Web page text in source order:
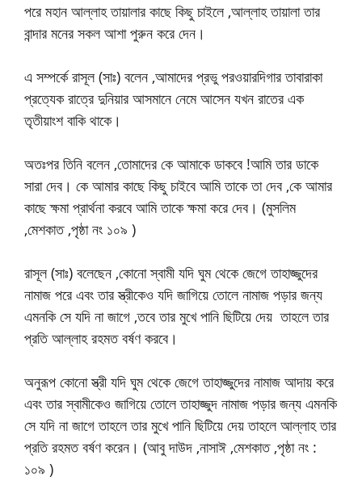
পরে মহান আল্লাহ তায়ালার কাছে কিছু চাইলে ,আল্লাহ তায়ালা তার
বান্দার মনের সকল আশা পুরুন করে দেন।
এ সম্পর্কে রাসূল (সাঃ) বলেন ,আমাদের প্রভু পরওয়ারদিগার তাবারাকা
প্রত্যেক রাত্রে দুনিয়ার আসমানে নেমে আসেন যখন রাতের এক
তৃতীয়াংশ বাকি থাকে।
অতঃপর তিনি বলেন ,তোমাদের কে আমাকে ডাকবে !আমি তার ডাকে
সারা দেব। কে আমার কাছে কিছু চাইবে আমি তাকে তা দেব ,কে আমার
কাছে ক্ষমা প্রার্থনা করবে আমি তাকে ক্ষমা করে দেব। (মুসলিম
,মেশকাত ,পৃষ্ঠা নং ১০৯ )
রাসূল (সাঃ) বলেছেন ,কোনো স্বামী যদি ঘুম থেকে জেগে তাহাজ্জুদের
নামাজ পরে এবং তার স্ত্রীকেও যদি জাগিয়ে তোলে নামাজ পড়ার জন্য
এমনকি সে যদি না জাগে ,তবে তার মুখে পানি ছিটিয়ে দেয় তাহলে তার
প্রতি আল্লাহ রহমত বর্ষণ করবে।
অনুরূপ কোনো স্ত্রী যদি ঘুম থেকে জেগে তাহাজ্জুদের নামাজ আদায় করে
এবং তার স্বামীকেও জাগিয়ে তোলে তাহাজ্জুদ নামাজ পড়ার জন্য এমনকি
সে যদি না জাগে তাহলে তার মুখে পানি ছিটিয়ে দেয় তাহলে আল্লাহ তার
প্রতি রহমত বর্ষণ করেন। (আবু দাউদ ,নাসাঈ ,মেশকাত ,পৃষ্ঠা নং :
১০৯ )